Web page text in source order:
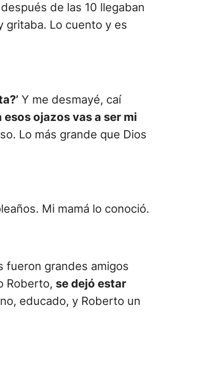
de las 10 llegaban
gritaba. Lo cuento y es
Y me desmayé, caí
esos ojazos vas a ser mi
Lo más grande que Dios
Mi mamá lo conoció.
fueron grandes amigos
Roberto, se dejó estar
educado, y Roberto un